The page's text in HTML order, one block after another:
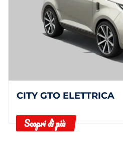
CITY GTO ELETTRICA
Scopri di più